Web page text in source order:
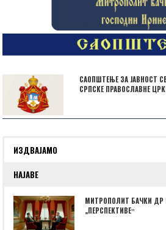
САОПШТЕЊЕ ЗА ЈАВНОСТ
СРПСКЕ ПРАВОСЛАВНЕ
ИЗДВАЈАМО
НАЈАВЕ
МИТРОПОЛИТ БАЧКИ ДР
„ПЕРСПЕКТИВЕˮ